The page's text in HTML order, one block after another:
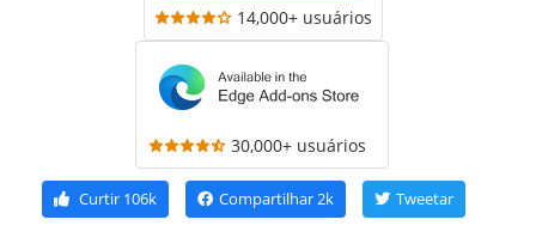
14,000+ usuários
30,000+ usuários
Curtir 106k Compartilhar2k Tweetar